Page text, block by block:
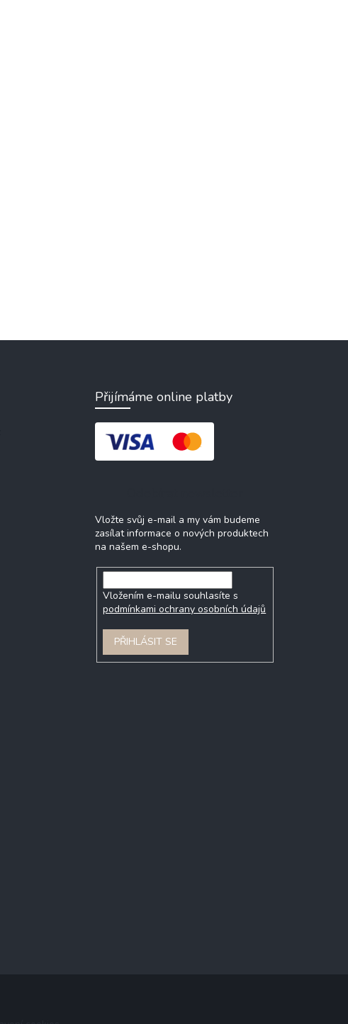
Přijímáme online platby
Vložte svůj e-mail a my vám budeme
zasílat informace o nových produktech
na našem e-shopu.
Vložením e-mailu souhlasíte s
podmínkami ochrany osobních údajů
PŘIHLÁSIT SE